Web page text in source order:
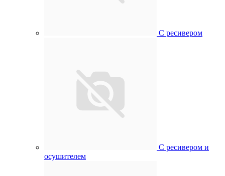
С ресивером
С ресивером и
осушителем